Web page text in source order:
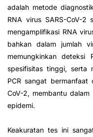
adalah metode
RNA virus SARS-CoV-
mengamplifikasi RNA
bahkan dalam jumlah
memungkinkan deteksi
spesifisitas tinggi, serta
PCR sangat bermanfaat
CoV-2, membantu
epidemi.
Keakuratan tes ini